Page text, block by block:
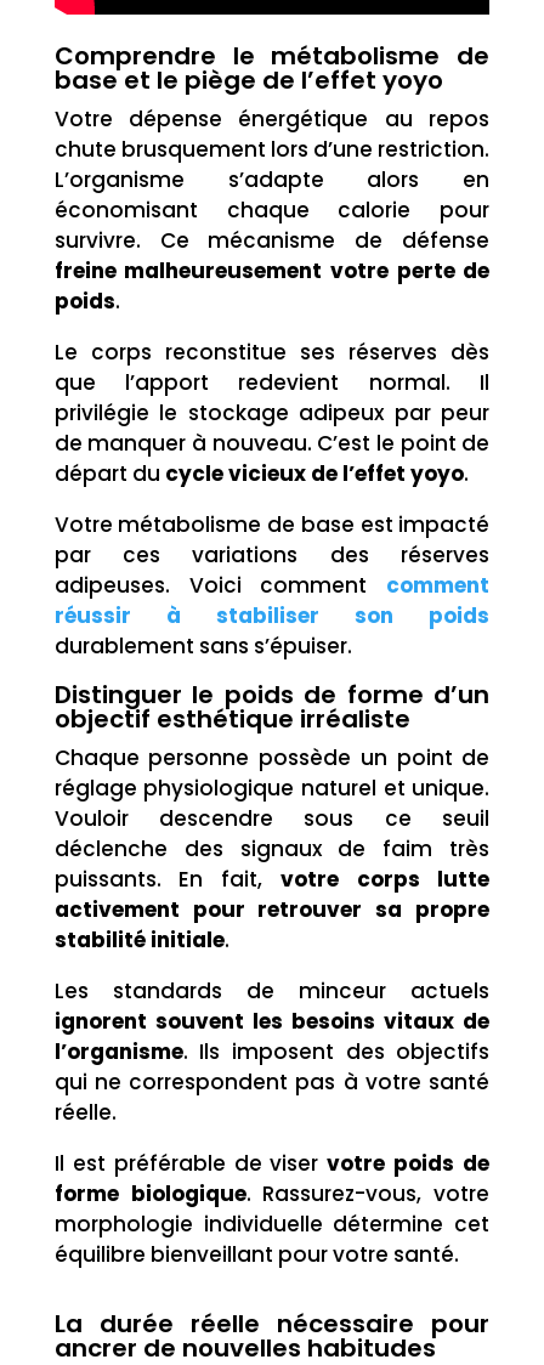
Comprendre le métabolisme de
base et le piège de l’effet yoyo
Votre dépense énergétique au repos
chute brusquement lors d’une restriction.
L’organisme s’adapte alors en
économisant chaque calorie pour
survivre. Ce mécanisme de défense
freine malheureusement votre perte de
poids.
Le corps reconstitue ses réserves dès
que l’apport redevient normal. Il
privilégie le stockage adipeux par peur
de manquer à nouveau. C’est le point de
départ du cycle vicieux de l’effet yoyo.
Votre métabolisme de base est impacté
par ces variations des réserves
adipeuses. Voici comment comment
réussir à stabiliser son poids
durablement sans s’épuiser.
Distinguer le poids de forme d’un
objectif esthétique irréaliste
Chaque personne possède un point de
réglage physiologique naturel et unique.
Vouloir descendre sous ce seuil
déclenche des signaux de faim très
puissants. En fait, votre corps lutte
activement pour retrouver sa propre
stabilité initiale.
Les standards de minceur actuels
ignorent souvent les besoins vitaux de
l’organisme. Ils imposent des objectifs
qui ne correspondent pas à votre santé
réelle.
Il est préférable de viservotre poids de
forme biologique. Rassurez-vous, votre
morphologie individuelle détermine cet
équilibre bienveillant pour votre santé.
La durée réelle nécessaire pour
ancrer de nouvelles habitudes